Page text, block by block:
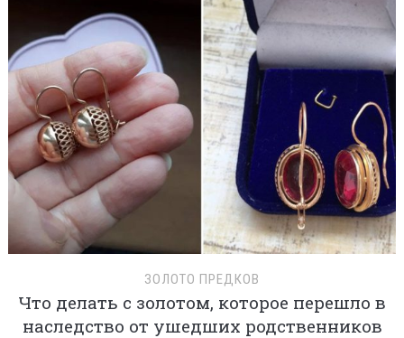
ЗОЛОТО ПРЕДКОВ
Что делать с золотом, которое перешло в
наследство от ушедших родственников